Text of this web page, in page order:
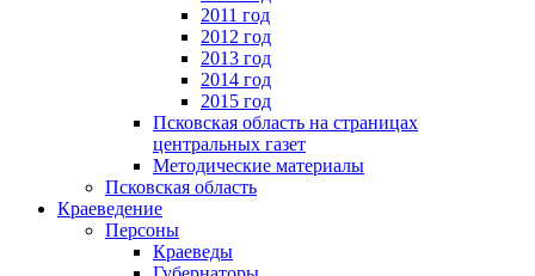
2011 год
2012 год
2013 год
2014 год
2015 год
Псковская область на страницах
центральных газет
Методические материалы
Псковская область
Краеведение
Персоны
Краеведы